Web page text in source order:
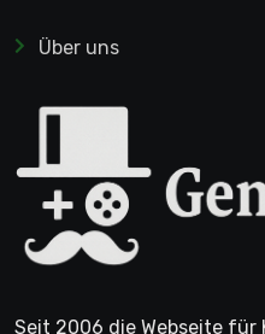
Über uns
Seit 2006 die Webseite für